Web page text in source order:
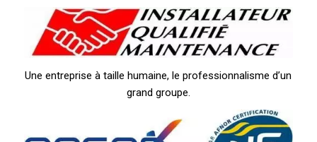
Une entreprise à taille humaine, le professionnalisme d’un
grand groupe.